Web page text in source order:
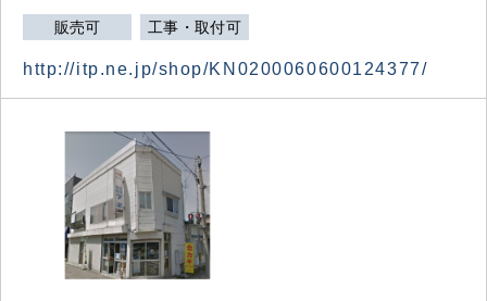
販売可 工事・取付可
http://itp.ne.jp/shop/KN0200060600124377/